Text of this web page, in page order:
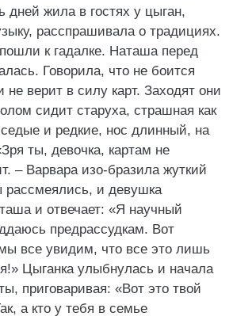
дней жила в гостях у цыган,
расспрашивала о традициях.
к гадалке. Наташа перед
Говорила, что не боится
не верит в силу карт. Заходят они
сидит старуха, страшная как
и редкие, нос длинный, на
ты, девочка, картам не
– Варвара изо-бразила жуткий
рассмеялись, и девушка
и отвечает: «Я научный
предрассудкам. Вот
все увидим, что все это лишь
Цыганка улыбнулась и начала
приговаривая: «Вот это твой
а кто у тебя в семье